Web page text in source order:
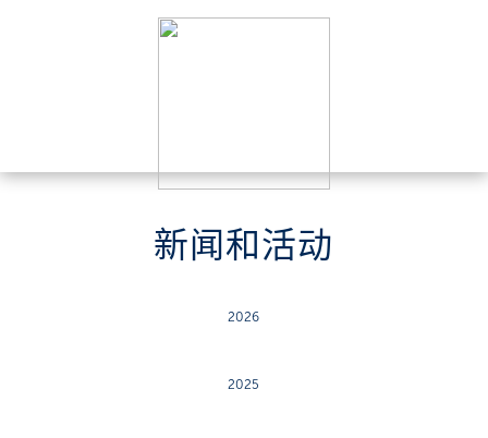
新闻和活动
2026
2025